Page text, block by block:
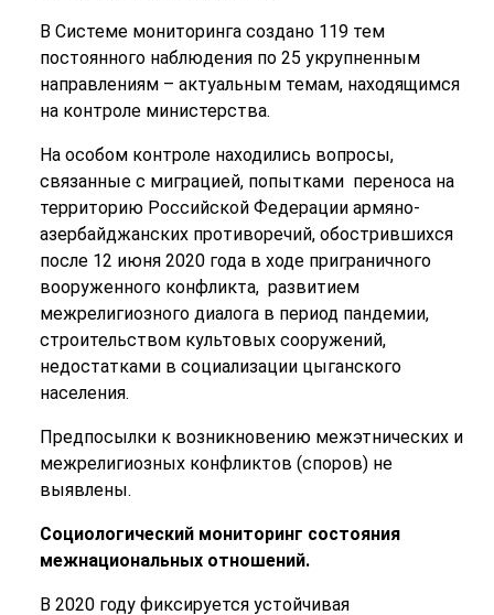
В Системе мониторинга создано 119 тем
постоянного наблюдения по 25 укрупненным
направлениям – актуальным темам, находящимся
на контроле министерства.
На особом контроле находились вопросы,
связанные с миграцией, попытками переноса на
территорию Российской Федерации армяно-
азербайджанских противоречий, обострившихся
после 12 июня 2020 года в ходе приграничного
вооруженного конфликта, развитием
межрелигиозного диалога в период пандемии,
строительством культовых сооружений,
недостатками в социализации цыганского
населения.
Предпосылки к возникновению межэтнических и
межрелигиозных конфликтов (споров) не
выявлены.
Социологический мониторинг состояния
межнациональных отношений.
В 2020 году фиксируется устойчивая